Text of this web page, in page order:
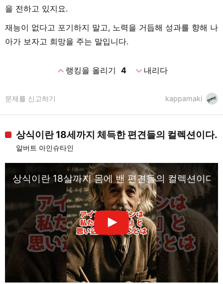
을 전하고 있지요.
재능이 없다고 포기하지 말고, 노력을 거듭해 성과를 향해 나
아가 보자고 희망을 주는 말입니다.
expand_less랭킹을 올리기 4 expand_more내리다
kappamaki
문제를 신고하기
상식이란 18세까지 체득한 편견들의 컬렉션이다.
알버트 아인슈타인
상식이란 18살까지 몸에 밴 편견들의 컬렉션이다